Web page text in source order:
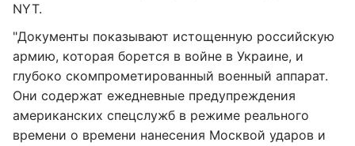
NYT.
"Документы показывают истощенную российскую
армию, которая борется в войне в Украине, и
глубоко скомпрометированный военный аппарат.
Они содержат ежедневные предупреждения
американских спецслужб в режиме реального
времени о времени нанесения Москвой ударов и